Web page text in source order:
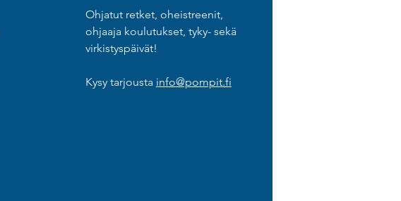
Ohjatut retket, oheistreenit,
ohjaaja koulutukset, tyky- sekä
virkistyspäivät!
Kysy tarjousta info@pompit.fi